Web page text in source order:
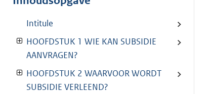
Intitule
HOOFDSTUK 1 WIE KAN SUBSIDIE
AANVRAGEN?
HOOFDSTUK 2 WAARVOOR WORDT
SUBSIDIE VERLEEND?